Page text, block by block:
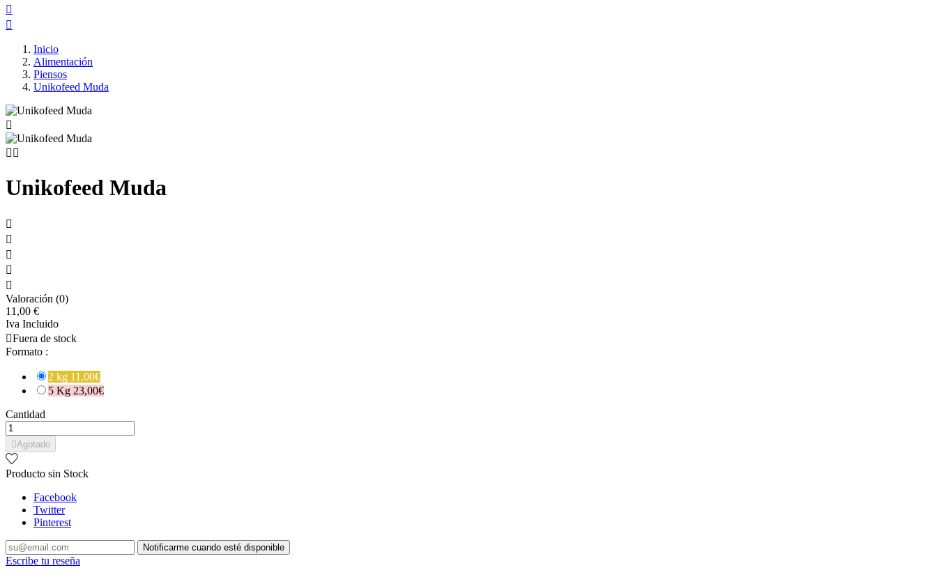


Inicio
Alimentación
Piensos
Unikofeed Muda

 
Unikofeed Muda





Valoración (0)
11,00 €
Iva Incluido
Fuera de stock
Formato :
2 kg 11,00€
5 Kg 23,00€
Cantidad
Agotado
Producto sin Stock
Facebook
Twitter
Pinterest
Notificarme cuando esté disponible
Escribe tu reseña